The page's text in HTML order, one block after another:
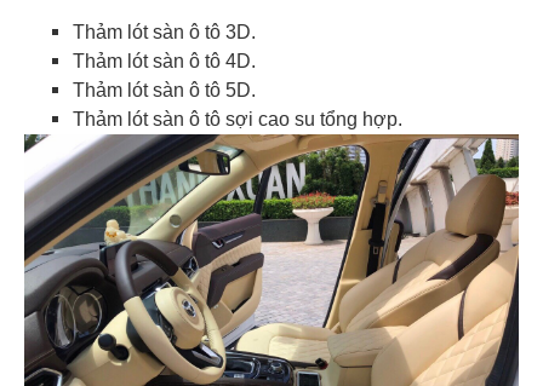
Thảm lót sàn ô tô 3D.
Thảm lót sàn ô tô 4D.
Thảm lót sàn ô tô 5D.
Thảm lót sàn ô tô sợi cao su tổng hợp.